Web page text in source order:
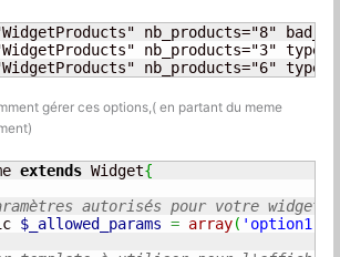
nb_products="8"
nb_products="3"
nb_products="6"
gérer ces options,( en partant du meme
extends Widget{
autorisés pour votre
$_allowed_params = array( 'option1'